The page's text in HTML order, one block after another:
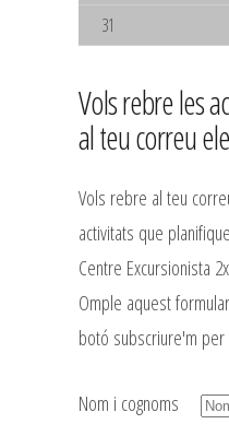
31
Vols rebre les
al teu correu
Vols rebre al teu
activitats que
Centre Excursionista
Omple aquest
botó subscriure'm
Nom i cognoms